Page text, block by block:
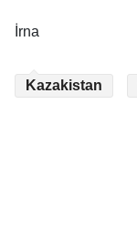
İrna
Kazakistan